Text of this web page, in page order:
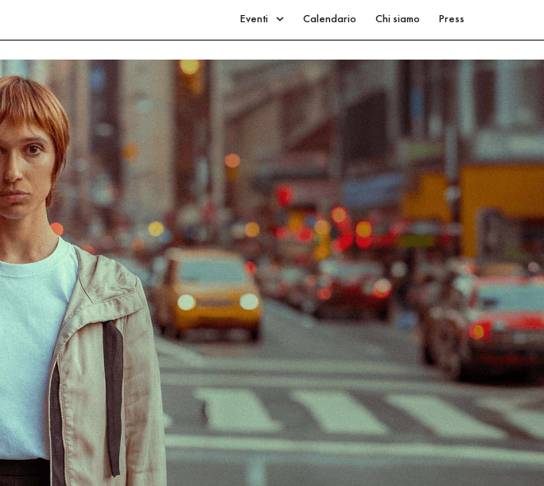
Eventi Calendario Chi siamo Press